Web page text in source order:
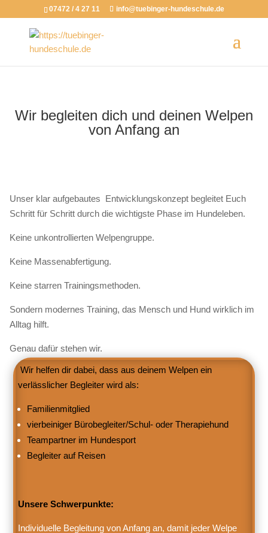
07472 / 4 27 11 info@tuebinger-hundeschule.de
Wir begleiten dich und deinen Welpen
von Anfang an
Unser klar aufgebautes Entwicklungskonzept begleitet Euch
Schritt für Schritt durch die wichtigste Phase im Hundeleben.
Keine unkontrollierten Welpengruppe.
Keine Massenabfertigung.
Keine starren Trainingsmethoden.
Sondern modernes Training, das Mensch und Hund wirklich im
Alltag hilft.
Genau dafür stehen wir.
Wir helfen dir dabei, dass aus deinem Welpen ein
verlässlicher Begleiter wird als:
Familienmitglied
vierbeiniger Bürobegleiter/Schul- oder Therapiehund
Teampartner im Hundesport
Begleiter auf Reisen
Unsere Schwerpunkte:
Individuelle Begleitung von Anfang an, damit jeder Welpe